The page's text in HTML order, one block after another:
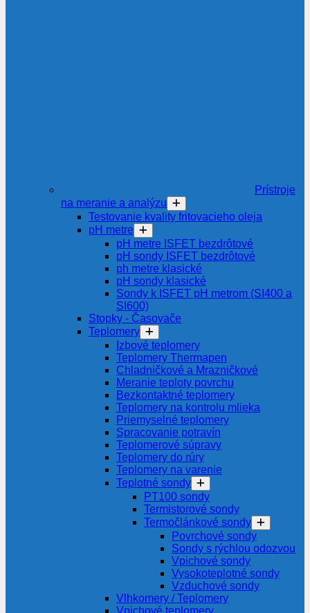
Prístroje
na meranie a analýzu
Testovanie kvality fritovacieho oleja
pH metre
pH metre ISFET bezdrôtové
pH sondy ISFET bezdrôtové
ph metre klasické
pH sondy klasické
Sondy k ISFET pH metrom (SI400 a
SI600)
Stopky - Časovače
Teplomery
Izbové teplomery
Teplomery Thermapen
Chladničkové a Mrazničkové
Meranie teploty povrchu
Bezkontaktné teplomery
Teplomery na kontrolu mlieka
Priemyselné teplomery
Spracovanie potravín
Teplomerové súpravy
Teplomery do rúry
Teplomery na varenie
Teplotné sondy
PT100 sondy
Termistorové sondy
Termočlánkové sondy
Povrchové sondy
Sondy s rýchlou odozvou
Vpichové sondy
Vysokoteplotné sondy
Vzduchové sondy
Vlhkomery / Teplomery
Vpichové teplomery